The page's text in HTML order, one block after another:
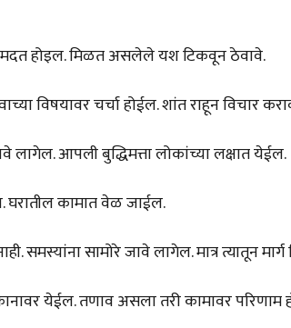
मदत होइल. मिळत असलेले यश टिकवून ठेवावे.
विषयावर चर्चा होईल. शांत राहून विचार
आपली बुद्धिमत्ता लोकांच्या लक्षात येईल.
घरातील कामात वेळ जाईल.
समस्यांना सामोरे जावे लागेल. मात्र त्यातून
येईल. तणाव असला तरी कामावर परिणाम